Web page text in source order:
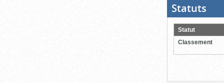
Statuts
pour
Statut
Classement